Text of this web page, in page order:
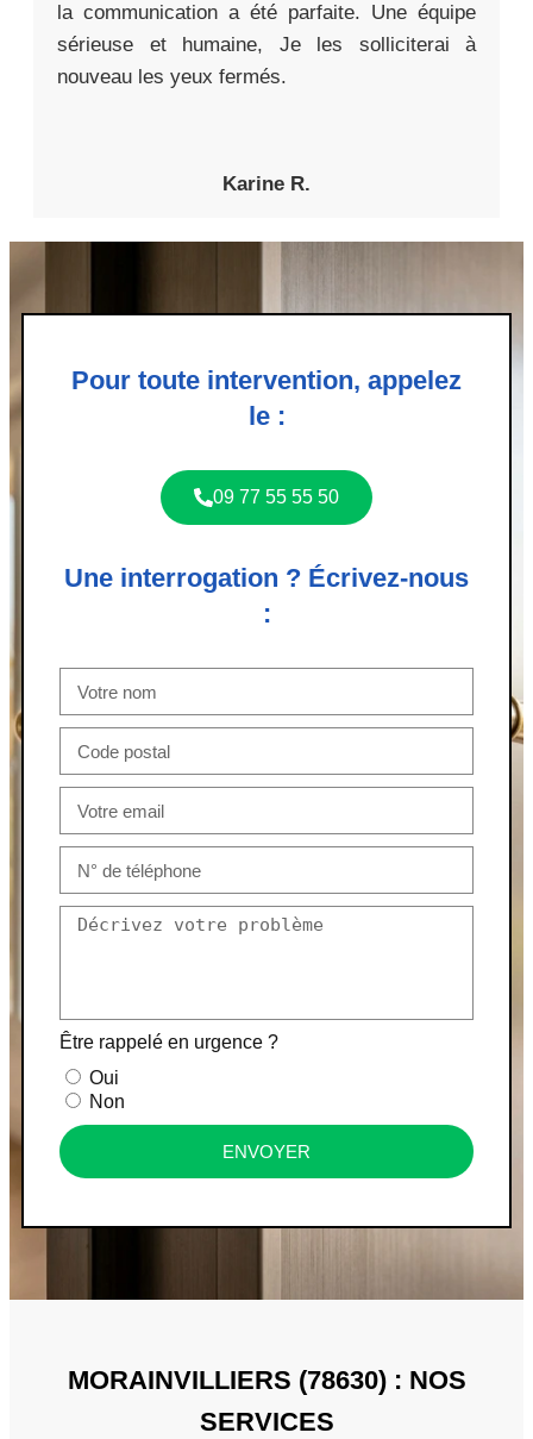
la communication a été parfaite. Une équipe
sérieuse et humaine, Je les solliciterai à
nouveau les yeux fermés.
Karine R.
Pour toute intervention, appelez
le :
09 77 55 55 50
Une interrogation ? Écrivez-nous
:
Être rappelé en urgence ?
Oui
Non
ENVOYER
MORAINVILLIERS (78630) : NOS
SERVICES